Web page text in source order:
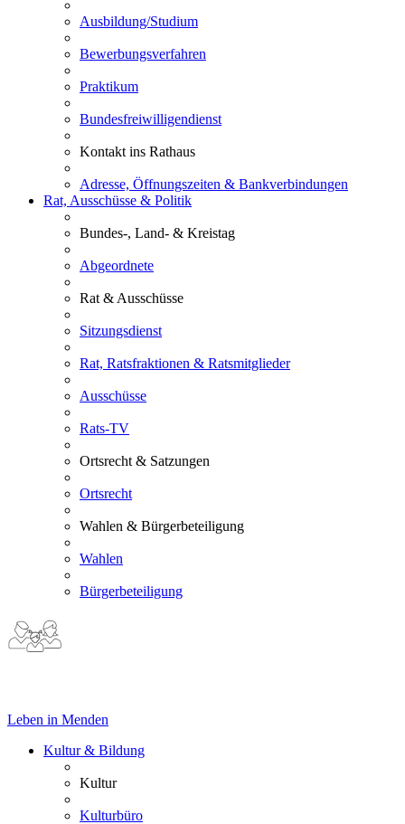
Ausbildung/Studium
Bewerbungsverfahren
Praktikum
Bundesfreiwilligendienst
Kontakt ins Rathaus
Adresse, Öffnungszeiten & Bankverbindungen
Rat, Ausschüsse & Politik
Bundes-, Land- & Kreistag
Abgeordnete
Rat & Ausschüsse
Sitzungsdienst
Rat, Ratsfraktionen & Ratsmitglieder
Ausschüsse
Rats-TV
Ortsrecht & Satzungen
Ortsrecht
Wahlen & Bürgerbeteiligung
Wahlen
Bürgerbeteiligung
Leben in Menden
Kultur & Bildung
Kultur
Kulturbüro